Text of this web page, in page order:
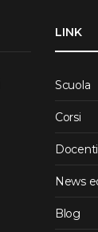
LINK
Scuola
Corsi
Docenti
News
Blog